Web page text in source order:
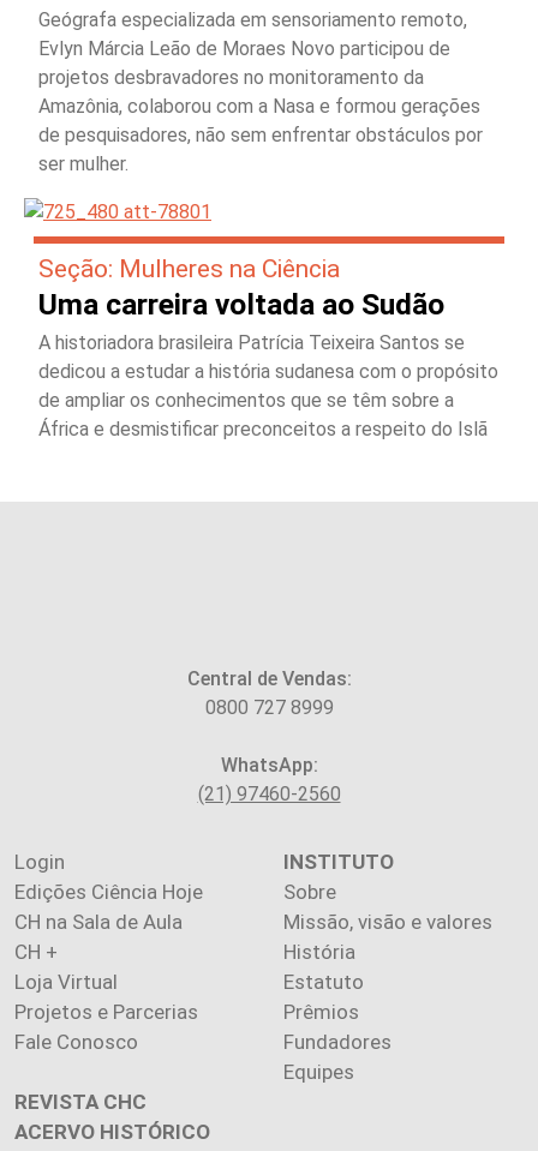
Geógrafa especializada em sensoriamento remoto,
Evlyn Márcia Leão de Moraes Novo participou de
projetos desbravadores no monitoramento da
Amazônia, colaborou com a Nasa e formou gerações
de pesquisadores, não sem enfrentar obstáculos por
ser mulher.
Seção: Mulheres na Ciência
Uma carreira voltada ao Sudão
A historiadora brasileira Patrícia Teixeira Santos se
dedicou a estudar a história sudanesa com o propósito
de ampliar os conhecimentos que se têm sobre a
África e desmistificar preconceitos a respeito do Islã
Central de Vendas:
0800 727 8999
WhatsApp:
(21) 97460-2560
Login
Edições Ciência Hoje
CH na Sala de Aula
CH +
Loja Virtual
Projetos e Parcerias
Fale Conosco
INSTITUTO
Sobre
Missão, visão e valores
História
Estatuto
Prêmios
Fundadores
Equipes
REVISTA CHC
ACERVO HISTÓRICO